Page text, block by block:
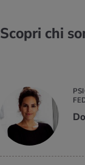
Scopri chi